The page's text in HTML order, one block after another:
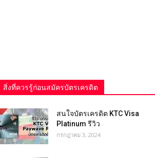
สิ่งที่ควรรู้ก่อนสมัครบัตรเครดิต
สนใจบัตรเครดิต KTC Visa
Platinum รีวิว
กรกฎาคม 3, 2024